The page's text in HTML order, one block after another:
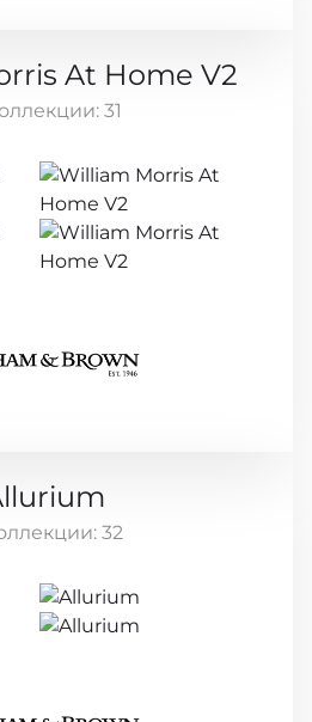
At Home V2
31
32